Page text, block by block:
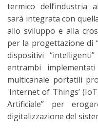
termico dell’industria
sarà integrata con
allo sviluppo e alla
per la progettazione di
dispositivi
entrambi
multicanale portatili
'Internet of Things’
Artificiale” per
digitalizzazione del